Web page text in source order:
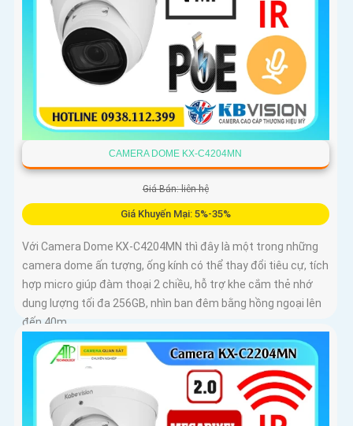
CAMERA DOME KX-C4204MN
Giá Bán: liên hệ
Giá Khuyến Mại: 5%-35%
Với Camera Dome KX-C4204MN thì đây là một trong những
camera dome ấn tượng, ống kính có thể thay đổi tiêu cự, tích
hợp micro giúp đàm thoại 2 chiều, hỗ trợ khe cắm thẻ nhớ
dung lượng tối đa 256GB, nhìn ban đêm bằng hồng ngoại lên
đến 40m